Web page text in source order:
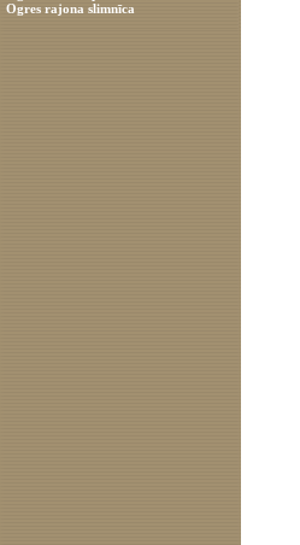
Ogres rajona slimnīca